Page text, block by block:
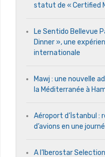
statut de « Certified
Le Sentido Bellevue
Dinner », une
internationale
Mawj : une nouvelle
la Méditerranée à
Aéroport d’İstanbul :
d’avions en une
A l’Iberostar